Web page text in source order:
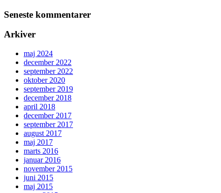
Seneste kommentarer
Arkiver
maj 2024
december 2022
september 2022
oktober 2020
september 2019
december 2018
april 2018
december 2017
september 2017
august 2017
maj 2017
marts 2016
januar 2016
november 2015
juni 2015
maj 2015